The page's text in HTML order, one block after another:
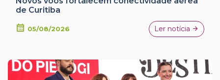
de Curitiba
05/08/2026 Ler notícia